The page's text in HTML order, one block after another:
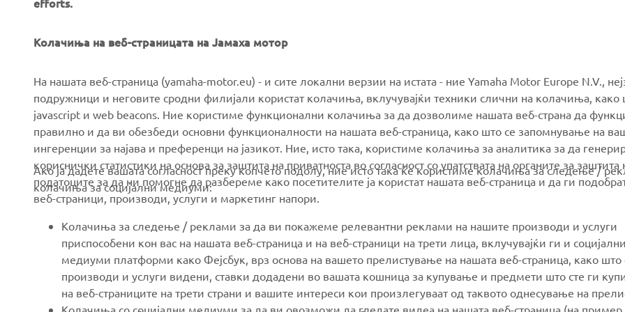
CORPORATE
About us
News
Events
Press
Working at Yamaha
Become a Dealer
Human Rights Policy
FOR BUSINESS
eBike systems
Authorities & Police
Golfcourses
First responders
Robotics
Partnerships
Technical information for
independent dealers
MORE YAMAHA
MyYamaha
Yamaha Racing
Yamaha Motor Global
SUPPORT
Parts Catalogue
Book Maintenance
Dealer locator
Management of Waste
Колачиња на веб-страницата на Јамаха мотор
На нашата веб-страница (yamaha-motor.eu) - и сите локални верзии на истата - ние Yamaha Motor Europe N.V.,
подружници и неговите сродни филијали користат колачиња, вклучувајќи техники слични на колачиња, како
javascript и web beacons. Ние користиме функционални колачиња за да дозволиме нашата веб-страна да
правилно и да ви обезбеди основни функционалности на нашата веб-страница, како што се запомнување на
ингеренции за најава и преференци на јазикот. Ние, исто така, користиме колачиња за аналитика за да
кориснички статистики на основа за заштита на приватноста во согласност со упатствата на органите за заштита
податоците за да ни помогне да разбереме како посетителите ја користат нашата веб-страница и да ги
веб-страници, производи, услуги и маркетинг напори.
Ако ја дадете вашата согласност преку копчето подолу, ние исто така ќе користиме колачиња за следење /
колачиња за социјални медиуми:
Колачиња за следење / реклами за да ви покажеме релевантни реклами на нашите производи и услуги
приспособени кон вас на нашата веб-страница и на веб-страници на трети лица, вклучувајќи ги и
медиуми платформи како Фејсбук, врз основа на вашето прелистување на нашата веб-страница, како што
производи и услуги видени, ставки додадени во вашата кошница за купување и предмети што сте ги
на веб-страниците на трети страни и вашите интереси кои произлегуваат од таквото однесување на
Колачиња со социјални медиуми за да ви овозможи да гледате видеа на нашата веб-страница (на